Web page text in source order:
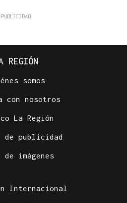
REGIÓN
somos
con nosotros
La Región
de publicidad
de imágenes
Internacional